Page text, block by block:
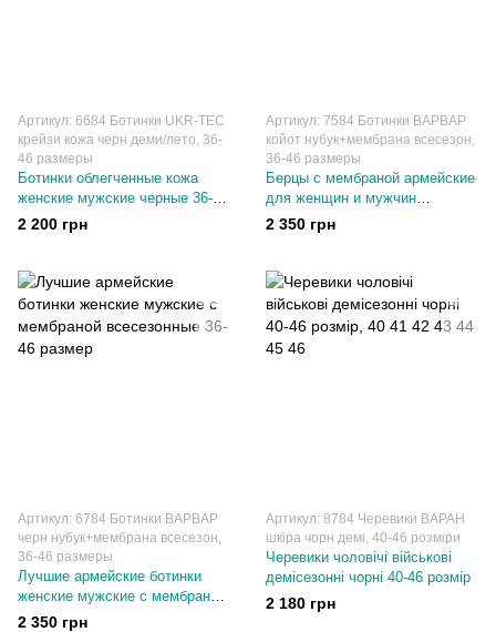
Артикул: 6684 Ботинки UKR-TEC
крейзи кожа черн деми/лето, 36-
46 размеры
Ботинки облегченные кожа
женские мужские черные 36-46
размер
2 200 грн
Артикул: 7584 Ботинки ВАРВАР
койот нубук+мембрана всесезон,
36-46 размеры
Берцы с мембраной армейские
для женщин и мужчин
коричневые всесезонные 36-46
2 350 грн
Артикул: 6784 Ботинки ВАРВАР
черн нубук+мембрана всесезон,
36-46 размеры
Лучшие армейские ботинки
женские мужские с мембраной
всесезонные 36-46 размер
2 350 грн
Артикул: 8784 Черевики ВАРАН
шкіра чорн демі, 40-46 розміри
Черевики чоловічі військові
демісезонні чорні 40-46 розмір
2 180 грн